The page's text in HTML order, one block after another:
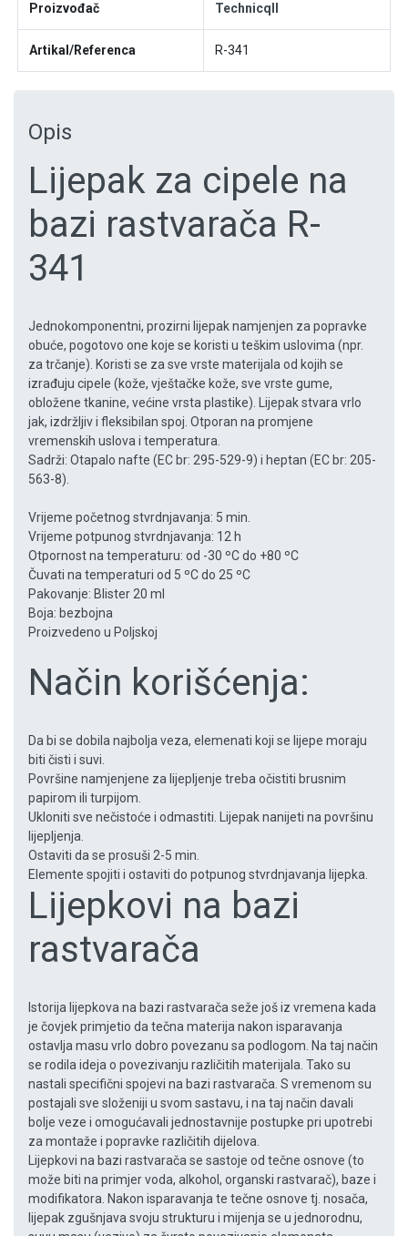
Proizvođač Technicqll
Artikal/Referenca R-341
Opis
Lijepak za cipele na
bazi rastvarača R-
341
Jednokomponentni, prozirni lijepak namjenjen za popravke
obuće, pogotovo one koje se koristi u teškim uslovima (npr.
za trčanje). Koristi se za sve vrste materijala od kojih se
izrađuju cipele (kože, vještačke kože, sve vrste gume,
obložene tkanine, većine vrsta plastike). Lijepak stvara vrlo
jak, izdržljiv i fleksibilan spoj. Otporan na promjene
vremenskih uslova i temperatura.
Sadrži: Otapalo nafte (EC br: 295-529-9) i heptan (EC br: 205-
563-8).
Vrijeme početnog stvrdnjavanja: 5 min.
Vrijeme potpunog stvrdnjavanja: 12 h
Otpornost na temperaturu: od -30 ºC do +80 ºC
Čuvati na temperaturi od 5 ºC do 25 ºC
Pakovanje: Blister 20 ml
Boja: bezbojna
Proizvedeno u Poljskoj
Način korišćenja:
Da bi se dobila najbolja veza, elemenati koji se lijepe moraju
biti čisti i suvi.
Površine namjenjene za lijepljenje treba očistiti brusnim
papirom ili turpijom.
Ukloniti sve nečistoće i odmastiti. Lijepak nanijeti na površinu
lijepljenja.
Ostaviti da se prosuši 2-5 min.
Elemente spojiti i ostaviti do potpunog stvrdnjavanja lijepka.
Lijepkovi na bazi
rastvarača
Istorija lijepkova na bazi rastvarača seže još iz vremena kada
je čovjek primjetio da tečna materija nakon isparavanja
ostavlja masu vrlo dobro povezanu sa podlogom. Na taj način
se rodila ideja o povezivanju različitih materijala. Tako su
nastali specifični spojevi na bazi rastvarača. S vremenom su
postajali sve složeniji u svom sastavu, i na taj način davali
bolje veze i omogućavali jednostavnije postupke pri upotrebi
za montaže i popravke različitih dijelova.
Lijepkovi na bazi rastvarača se sastoje od tečne osnove (to
može biti na primjer voda, alkohol, organski rastvarač), baze i
modifikatora. Nakon isparavanja te tečne osnove tj. nosača,
lijepak zgušnjava svoju strukturu i mijenja se u jednorodnu,